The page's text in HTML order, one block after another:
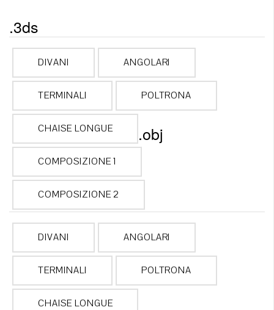
.3ds
DIVANI ANGOLARI
TERMINALI POLTRONA
CHAISE LONGUE
COMPOSIZIONE 1
COMPOSIZIONE 2
.obj
DIVANI ANGOLARI
TERMINALI POLTRONA
CHAISE LONGUE